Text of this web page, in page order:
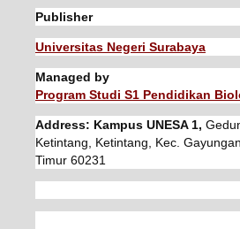
Publisher
Universitas Negeri Surabaya
Managed by
Program Studi S1 Pendidikan
Address: Kampus UNESA 1,
Ketintang, Ketintang, Kec.
Timur 60231